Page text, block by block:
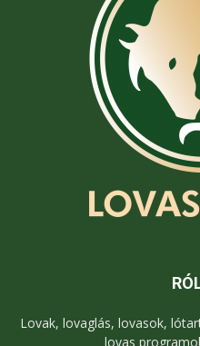
Lovak, lovaglás, lovasok,
lovas